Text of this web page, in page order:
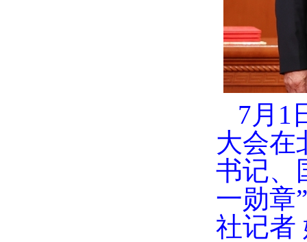
7月1
大会在
书记、
一勋章
社记者